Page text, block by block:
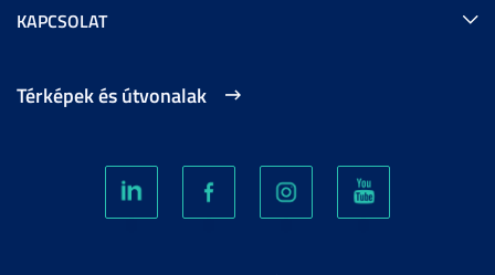
KAPCSOLAT
Térképek és útvonalak